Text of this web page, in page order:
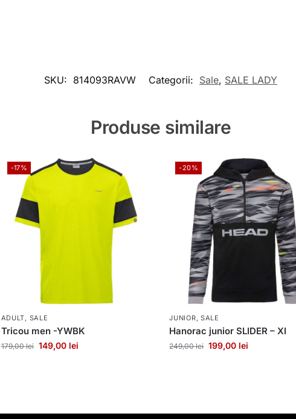
SKU: 814093RAVW Categorii: Sale, SALE LADY
Produse similare
-17%
ADULT, SALE
Tricou men -YWBK
179,00lei 149,00 lei
-20%
JUNIOR, SALE
Hanorac junior SLIDER – XI
249,00lei 199,00 lei